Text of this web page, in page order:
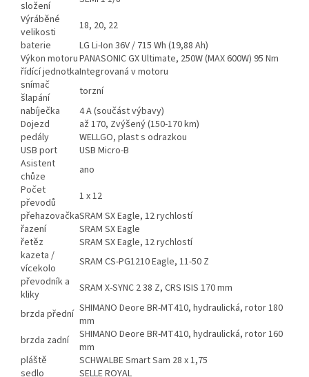
složení
Výráběné
velikosti
18, 20, 22
baterie
LG Li-Ion 36V / 715 Wh (19,88 Ah)
Výkon motoruPANASONIC GX Ultimate, 250W (MAX 600W) 95 Nm
řídící jednotkaIntegrovaná v motoru
snímač
šlapání
torzní
nabíječka
4 A (součást výbavy)
Dojezd
až 170, Zvýšený (150-170 km)
pedály
WELLGO, plast s odrazkou
USB port
USB Micro-B
Asistent
chůze
ano
Počet
převodů
1 x 12
přehazovačkaSRAM SX Eagle, 12 rychlostí
řazení
SRAM SX Eagle
řetěz
SRAM SX Eagle, 12 rychlostí
kazeta /
vícekolo
SRAM CS-PG1210 Eagle, 11-50 Z
převodník a
kliky
SRAM X-SYNC 2 38 Z, CRS ISIS 170 mm
brzda přední SHIMANO Deore BR-MT410, hydraulická, rotor 180
mm
brzda zadní
SHIMANO Deore BR-MT410, hydraulická, rotor 160
mm
pláště
SCHWALBE Smart Sam 28 x 1,75
sedlo
SELLE ROYAL